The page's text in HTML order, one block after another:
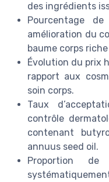
des ingrédients
Pourcentage
amélioration du
baume corps
Évolution du prix
rapport aux
soin corps.
Taux
contrôle
contenant
annuus seed oil.
Proportion de